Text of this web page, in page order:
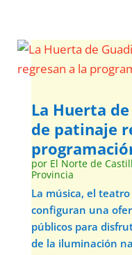
La Huerta
de patinaje
por El Norte de
Provincia
La música, el
configuran una
públicos para
de la iluminación